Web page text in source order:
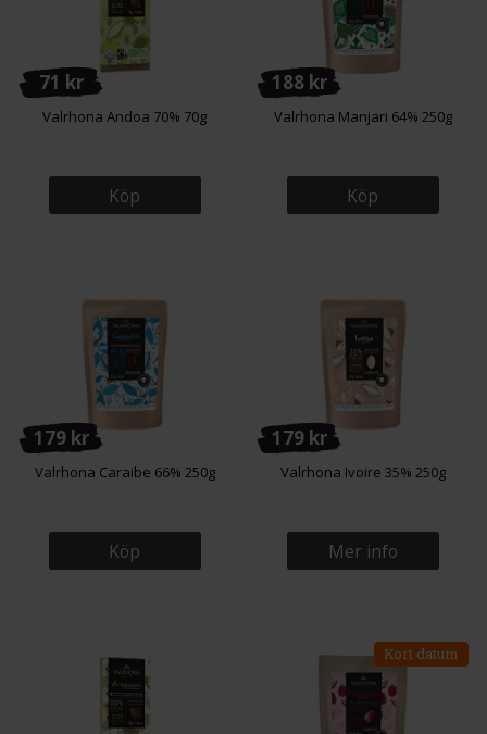
71 kr
Valrhona Andoa 70% 70g
Köp
188 kr
Valrhona Manjari 64% 250g
Köp
179 kr
Valrhona Caraibe 66% 250g
Köp
179 kr
Valrhona Ivoire 35% 250g
Mer info
Kort datum